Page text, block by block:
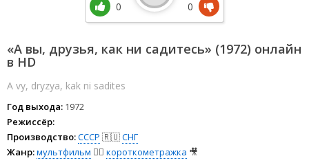
«А вы, друзья, как ни садитесь» (1972) онлайн
в HD
A vy, dryzya, kak ni sadites
Год выхода: 1972
Режиссёр:
Производство:СССР 🇷🇺СНГ
Жанр:мультфильм 🧚‍♀️ короткометражка 🎥
0 0